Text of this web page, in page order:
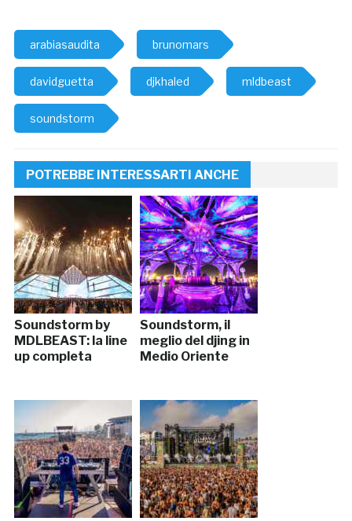
arabiasaudita brunomars
davidguetta djkhaled mldbeast
soundstorm
POTREBBE INTERESSARTI ANCHE
Soundstorm by
MDLBEAST: la line
up completa
Soundstorm, il
meglio del djing in
Medio Oriente